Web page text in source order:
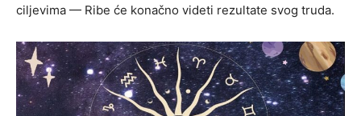
ciljevima — Ribe će konačno videti rezultate svog truda.